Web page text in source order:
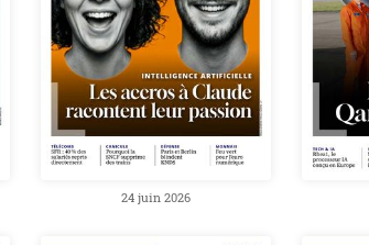
24 juin 2026